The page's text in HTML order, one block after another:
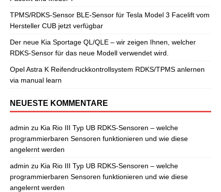
TPMS/RDKS-Sensor BLE-Sensor für Tesla Model 3 Facelift vom
Hersteller CUB jetzt verfügbar
Der neue Kia Sportage QL/QLE – wir zeigen Ihnen, welcher
RDKS-Sensor für das neue Modell verwendet wird.
Opel Astra K Reifendruckkontrollsystem RDKS/TPMS anlernen
via manual learn
NEUESTE KOMMENTARE
admin zu Kia Rio III Typ UB RDKS-Sensoren – welche
programmierbaren Sensoren funktionieren und wie diese
angelernt werden
admin zu Kia Rio III Typ UB RDKS-Sensoren – welche
programmierbaren Sensoren funktionieren und wie diese
angelernt werden